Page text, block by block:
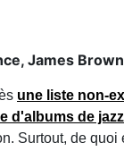
James
une liste non-
d'albums de
Surtout, de quoi